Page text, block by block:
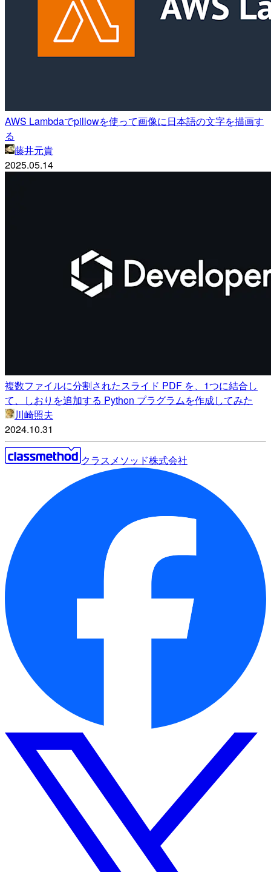
AWS Lambdaでpillowを使って画像に日本語の文字を描画す
る
藤井元貴
2025.05.14
複数ファイルに分割されたスライド PDF を、1つに結合し
て、しおりを追加する Python プラグラムを作成してみた
川崎照夫
2024.10.31
クラスメソッド株式会社